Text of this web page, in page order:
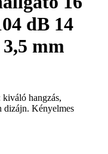
dB 14
mm
hangzás,
dizájn. Kényelmes